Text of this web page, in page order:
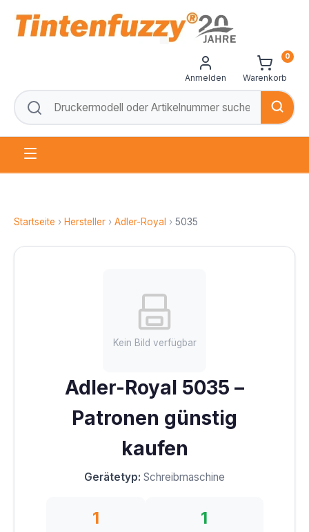
Anmelden Warenkorb
0
Startseite › Hersteller › Adler-Royal › 5035
Kein Bild verfügbar
Adler-Royal 5035 –
Patronen günstig
kaufen
Gerätetyp: Schreibmaschine
1 1